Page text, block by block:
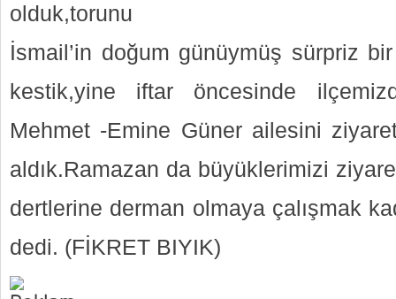
olduk,torunu
İsmail’in doğum günüymüş sürpriz
kestik,yine iftar öncesinde
Mehmet -Emine Güner ailesini
aldık.Ramazan da büyüklerimizi
dertlerine derman olmaya çalışmak
dedi. (FİKRET BIYIK)